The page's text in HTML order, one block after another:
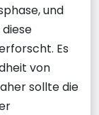
und
Es
von
sollte die